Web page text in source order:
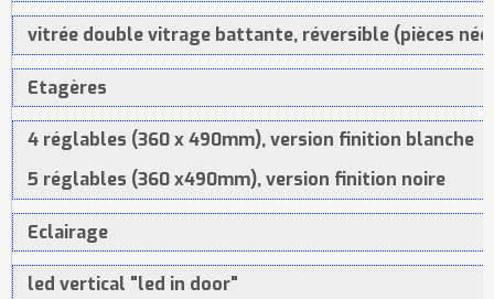
vitrée double vitrage battante, réversible (pièces
Etagères
4 réglables (360 x 490mm), version finition blanche
5 réglables (360 x490mm), version finition noire
Eclairage
led vertical "led in door"